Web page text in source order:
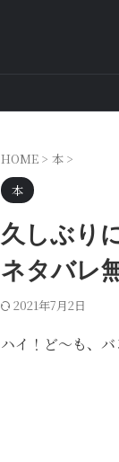
HOME > 本 >
本
久しぶり
ネタバレ
2021年7月2日
ハイ！ど～も、バ